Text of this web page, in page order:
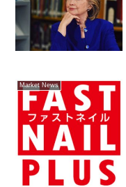
Market News